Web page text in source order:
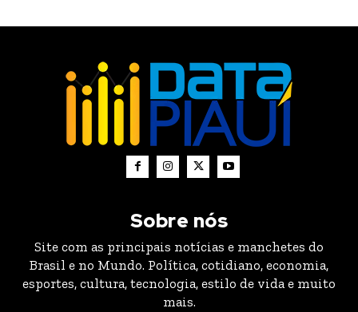
Sobre nós
Site com as principais notícias e manchetes do
Brasil e no Mundo. Política, cotidiano, economia,
esportes, cultura, tecnologia, estilo de vida e muito
mais.